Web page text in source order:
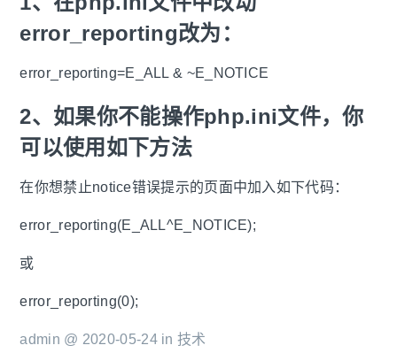
error_reporting改为：
error_reporting=E_ALL & ~E_NOTICE
2、如果你不能操作php.ini文件，你
可以使用如下方法
在你想禁止notice错误提示的页面中加入如下代码：
error_reporting(E_ALL^E_NOTICE);
或
error_reporting(0);
admin @ 2020-05-24 in技术